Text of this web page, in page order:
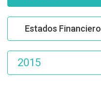
Estados
2015